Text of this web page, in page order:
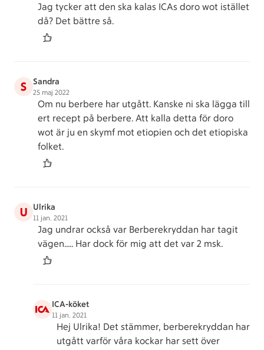
Jag tycker att den ska kalas ICAs doro wot istället
då? Det bättre så.
S Sandra
25 maj 2022
Om nu berbere har utgått. Kanske ni ska lägga till
ert recept på berbere. Att kalla detta för doro
wot är ju en skymf mot etiopien och det etiopiska
folket.
U Ulrika
11 jan. 2021
Jag undrar också var Berberekryddan har tagit
vägen..... Har dock för mig att det var 2 msk.
ICA-köket
11 jan. 2021
Hej Ulrika! Det stämmer, berberekryddan har
utgått varför våra kockar har sett över